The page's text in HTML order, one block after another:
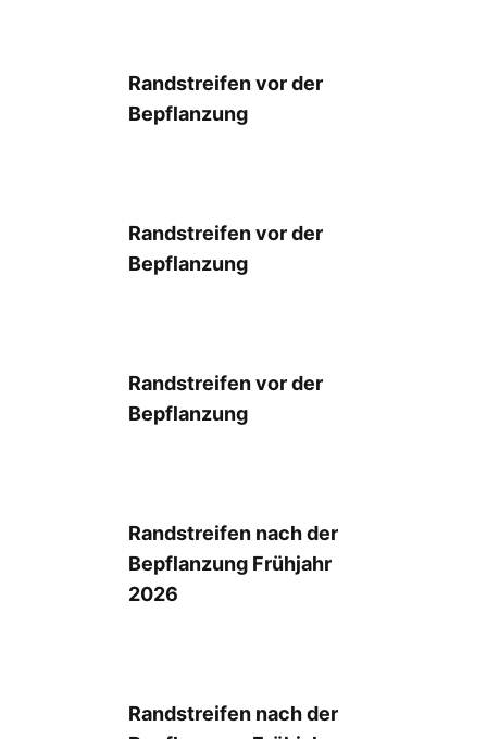
Randstreifen vor der
Bepflanzung
Randstreifen vor der
Bepflanzung
Randstreifen vor der
Bepflanzung
Randstreifen nach der
Bepflanzung Frühjahr
2026
Randstreifen nach der